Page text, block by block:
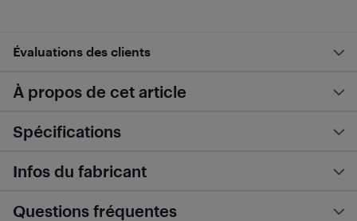
Évaluations des clients
À propos de cet article
Spécifications
Infos du fabricant
Questions fréquentes